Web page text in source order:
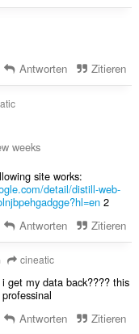
Antworten Zitieren
weeks
site works:
detail/distill-web-
2
Antworten Zitieren
cineatic
get my data back???? this
Antworten Zitieren